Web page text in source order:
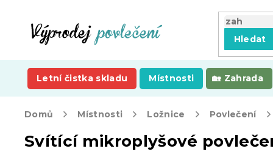
Hledat
Letní čistka skladu Místnosti Zahrada
Domů Místnosti Ložnice Povlečení
Svítící mikroplyšové